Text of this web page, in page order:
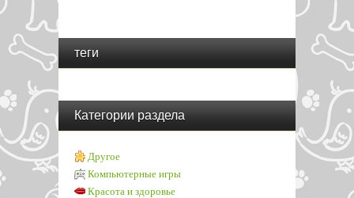
теги
Категории раздела
Другое
Компьютерные игры
Красота и здоровье